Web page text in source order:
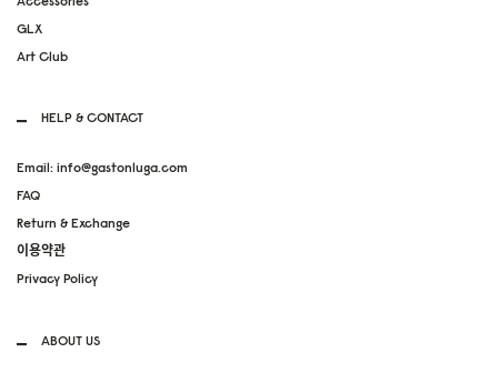
GLX
Art Club
HELP & CONTACT
Email: info@gastonluga.com
FAQ
Return & Exchange
이용약관
Privacy Policy
ABOUT US